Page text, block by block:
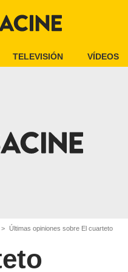
TELEVISIÓN VÍDEOS
Últimas opiniones sobre El cuarteto